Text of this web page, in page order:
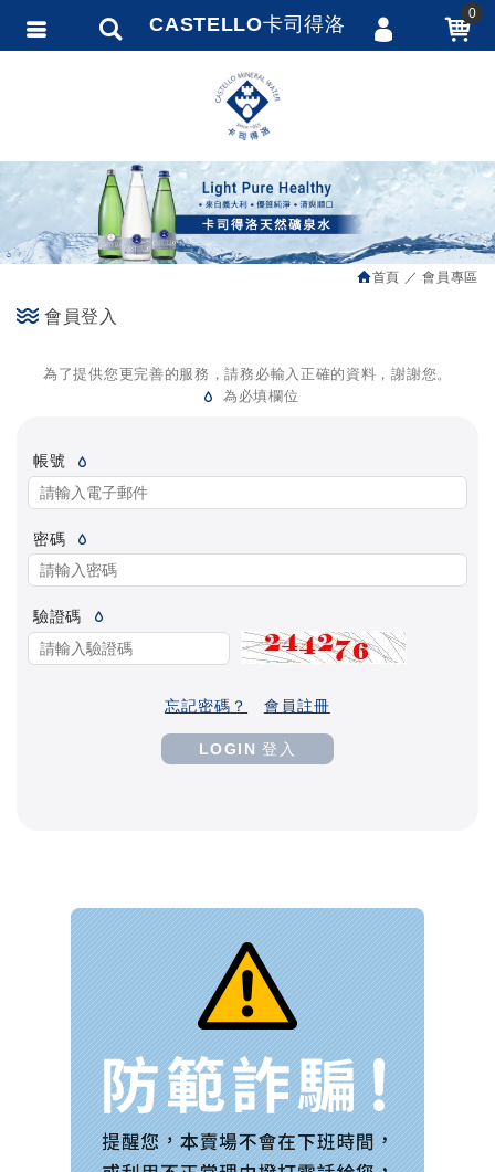
首頁 會員專區
會員登入
為了提供您更完善的服務，請務必輸入正確的資料，謝謝您。
為必填欄位
帳號
密碼
驗證碼
忘記密碼？ 會員註冊
LOGIN 登入
CASTELLO卡司得洛 0
會員登入
會員註冊
訂單查詢
追蹤清單
繁體中文